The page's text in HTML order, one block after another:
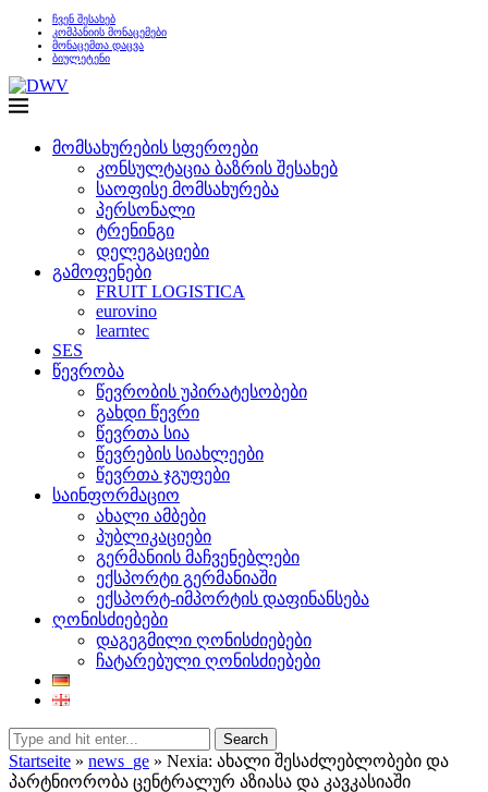
ჩვენ შესახებ
კომპანიის მონაცემები
მონაცემთა დაცვა
ბიულეტენი
მომსახურების სფეროები
კონსულტაცია ბაზრის შესახებ
საოფისე მომსახურება
პერსონალი
ტრენინგი
დელეგაციები
გამოფენები
FRUIT LOGISTICA
eurovino
learntec
SES
წევრობა
წევრობის უპირატესობები
გახდი წევრი
წევრთა სია
წევრების სიახლეები
წევრთა ჯგუფები
საინფორმაციო
ახალი ამბები
პუბლიკაციები
გერმანიის მაჩვენებლები
ექსპორტი გერმანიაში
ექსპორტ-იმპორტის დაფინანსება
ღონისძიებები
დაგეგმილი ღონისძიებები
ჩატარებული ღონისძიებები
Search
Startseite » news_ge » Nexia: ახალი შესაძლებლობები და
პარტნიორობა ცენტრალურ აზიასა და კავკასიაში